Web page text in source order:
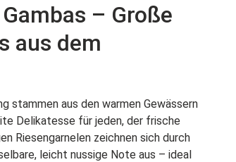
– Große
aus dem
stammen aus den warmen Gewässern
Delikatesse für jeden, der frische
Riesengarnelen zeichnen sich durch
leicht nussige Note aus – ideal